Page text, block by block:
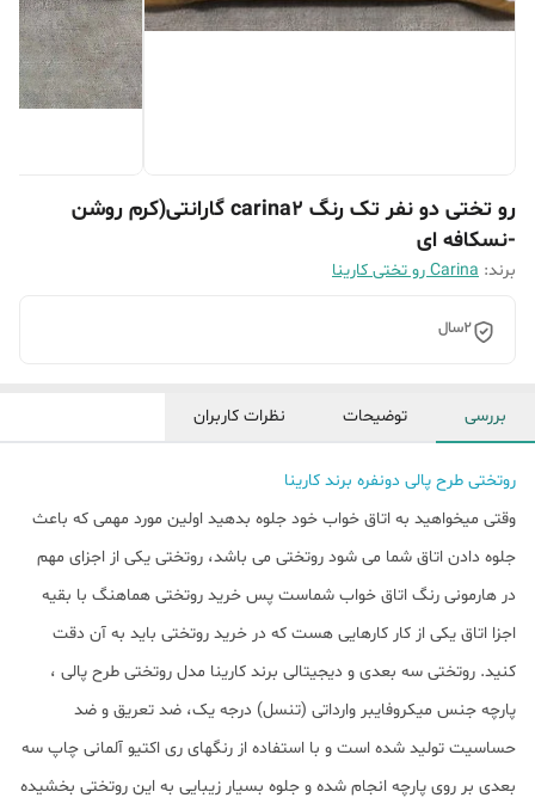
رو تختی دو نفر تک رنگ carina2 گارانتی(کرم روشن
-نسکافه ای
برند: Carina رو تختی کارینا
2سال
بررسی توضیحات نظرات کاربران
روتختی طرح پالی دونفره برند کارینا
وقتی میخواهید به اتاق خواب خود جلوه بدهید اولین مورد مهمی که باعث
جلوه دادن اتاق شما می شود روتختی می باشد، روتختی یکی از اجزای مهم
در هارمونی رنگ اتاق خواب شماست پس خرید روتختی هماهنگ با بقیه
اجزا اتاق یکی از کار کارهایی هست که در خرید روتختی باید به آن دقت
کنید. روتختی سه بعدی و دیجیتالی برند کارینا مدل روتختی طرح پالی ،
پارچه جنس میکروفایبر وارداتی (تنسل) درجه یک، ضد تعریق و ضد
حساسیت تولید شده است و با استفاده از رنگهای ری اکتیو آلمانی چاپ سه
بعدی بر روی پارچه انجام شده و جلوه بسیار زیبایی به این روتختی بخشیده